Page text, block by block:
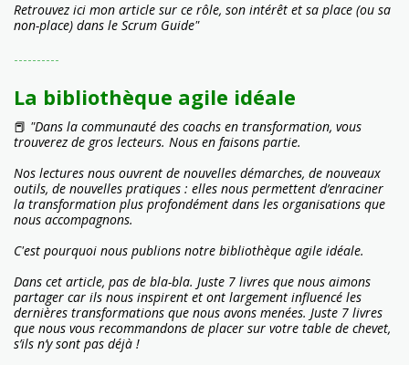
Retrouvez ici mon article sur ce rôle, son intérêt et sa place (ou sa
non-place) dans le Scrum Guide"
----------
La bibliothèque agile idéale
📕 "Dans la communauté des coachs en transformation, vous
trouverez de gros lecteurs. Nous en faisons partie.
Nos lectures nous ouvrent de nouvelles démarches, de nouveaux
outils, de nouvelles pratiques : elles nous permettent d’enraciner
la transformation plus profondément dans les organisations que
nous accompagnons.
C'est pourquoi nous publions notre bibliothèque agile idéale.
Dans cet article, pas de bla-bla. Juste 7 livres que nous aimons
partager car ils nous inspirent et ont largement influencé les
dernières transformations que nous avons menées. Juste 7 livres
que nous vous recommandons de placer sur votre table de chevet,
s’ils n’y sont pas déjà !